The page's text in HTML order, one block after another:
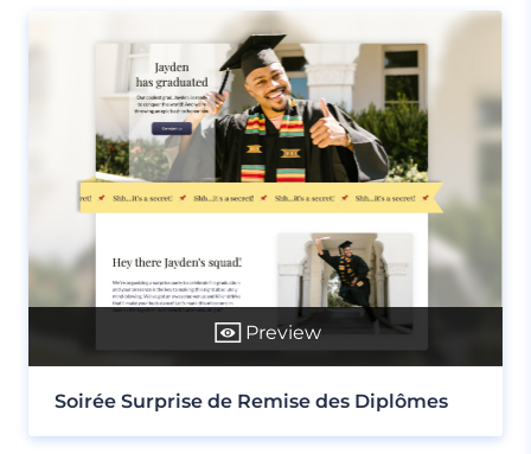
Preview
Soirée Surprise de Remise des Diplômes